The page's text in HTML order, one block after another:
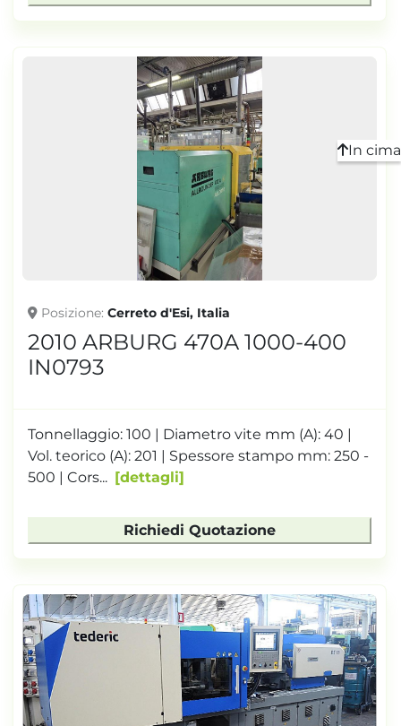
Posizione Cerreto d'Esi, Italia
2010 ARBURG 470A 1000-400
IN0793
Tonnellaggio: 100 | Diametro vite mm (A): 40 |
Vol. teorico (A): 201 | Spessore stampo mm: 250 -
500 | Cors...
dettagli
Richiedi Quotazione
In cima